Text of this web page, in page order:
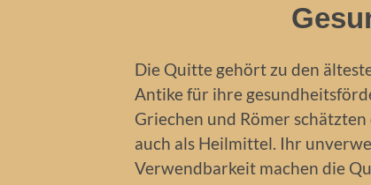
Die Quitte gehört zu den
Antike für ihre
Griechen und Römer
auch als Heilmittel. Ihr
Verwendbarkeit machen die